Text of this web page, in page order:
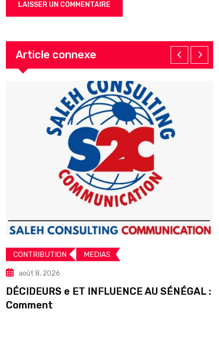
Article connexe
CONTRIBUTION MEDIAS
août 8, 2026
DÉCIDEURS e ET INFLUENCE AU SÉNÉGAL :
Comment